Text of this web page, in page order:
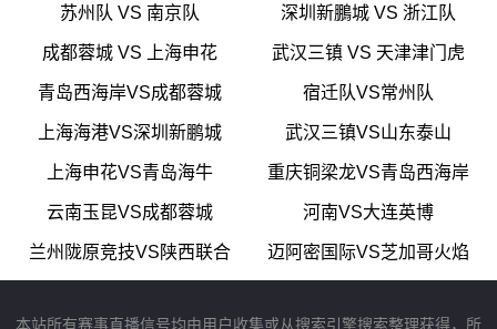
苏州队 VS 南京队 深圳新鵬城 VS 浙江队
成都蓉城 VS 上海申花 武汉三镇 VS 天津津门虎
青岛西海岸VS成都蓉城 宿迁队VS常州队
上海海港VS深圳新鹏城 武汉三镇VS山东泰山
上海申花VS青岛海牛 重庆铜梁龙VS青岛西海岸
云南玉昆VS成都蓉城 河南VS大连英博
兰州陇原竞技VS陕西联合 迈阿密国际VS芝加哥火焰
本站所有赛事直播信号均由用户收集或从搜索引擎搜索整理获得，所